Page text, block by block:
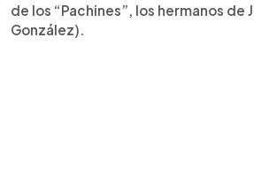
de los “Pachines”, los hermanos de
González).